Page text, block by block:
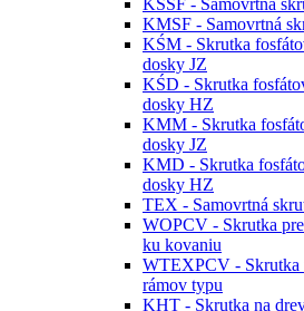
KŚSF - Samovrtná
KMSF - Samovrtná
KŚM - Skrutka
dosky JZ
KŚD - Skrutka
dosky HZ
KMM - Skrutka
dosky JZ
KMD - Skrutka
dosky HZ
TEX - Samovrtná
WOPCV - Skrutka
ku kovaniu
WTEXPCV - Skrutka
rámov typu
KHT - Skrutka na